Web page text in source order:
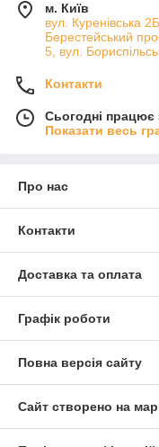
м. Київ
вул. Куренівська
Берестейський
5, вул.
Контакти
Сьогодні працює
Показати весь
Про нас
Контакти
Доставка та оплата
Графік роботи
Повна версія сайту
Сайт створено на